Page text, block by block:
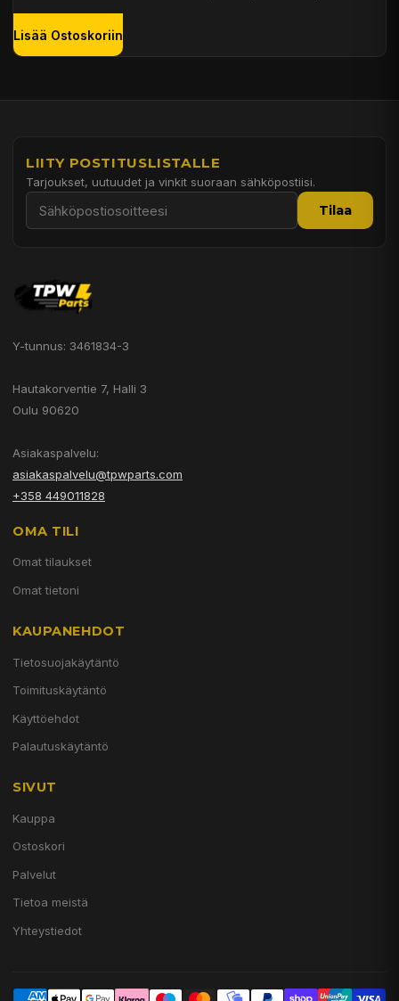
Lisää Ostoskoriin
LIITY POSTITUSLISTALLE
Tarjoukset, uutuudet ja vinkit suoraan sähköpostiisi.
Tilaa
Y-tunnus: 3461834-3
Hautakorventie 7, Halli 3
Oulu 90620
Asiakaspalvelu:
asiakaspalvelu@tpwparts.com
+358 449011828
OMA TILI
Omat tilaukset
Omat tietoni
KAUPANEHDOT
Tietosuojakäytäntö
Toimituskäytäntö
Käyttöehdot
Palautuskäytäntö
SIVUT
Kauppa
Ostoskori
Palvelut
Tietoa meistä
Yhteystiedot